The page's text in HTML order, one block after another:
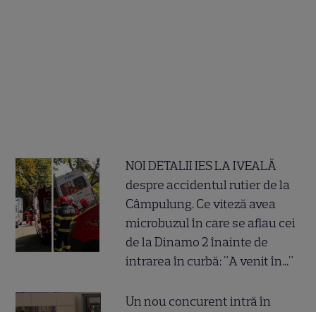
NOI DETALII IES LA IVEALĂ
despre accidentul rutier de la
Câmpulung. Ce viteză avea
microbuzul în care se aflau cei
de la Dinamo 2 înainte de
intrarea în curbă: "A venit în..."
Un nou concurent intră în